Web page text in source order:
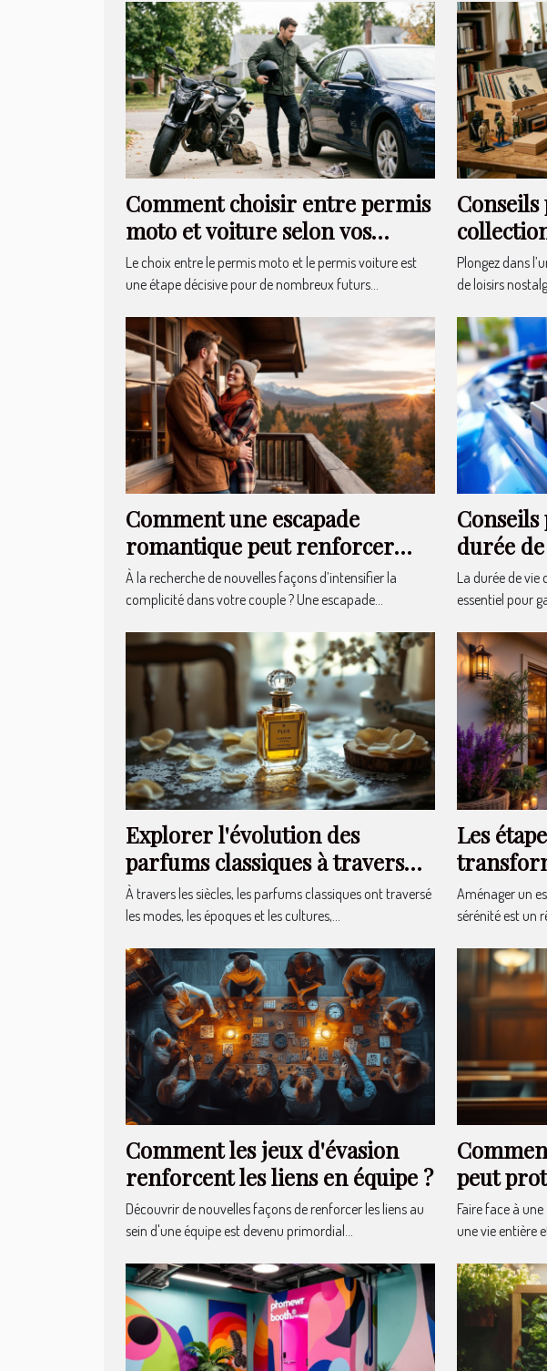
Comment choisir entre permis
moto et voiture selon vos
besoins ?
Le choix entre le permis moto et le permis voiture est
une étape décisive pour de nombreux futurs...
Plongez dans
de loisirs
Comment une escapade
romantique peut renforcer
votre relation ?
À la recherche de nouvelles façons d’intensifier la
complicité dans votre couple ? Une escapade...
durée
auto
La durée de vie
essentiel pour
Explorer l'évolution des
parfums classiques à travers
les âges
À travers les siècles, les parfums classiques ont traversé
les modes, les époques et les cultures,...
Les
un
Aménager un
sérénité est un
Comment les jeux d'évasion
renforcent les liens en équipe ?
Découvrir de nouvelles façons de renforcer les liens au
sein d'une équipe est devenu primordial...
peut
d'une
Faire face à
une vie entière